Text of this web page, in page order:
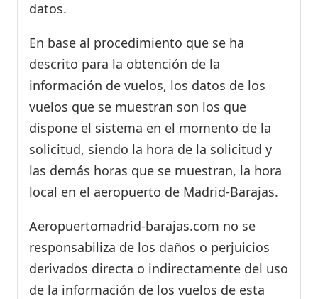
datos.
En base al procedimiento que se ha
descrito para la obtención de la
información de vuelos, los datos de los
vuelos que se muestran son los que
dispone el sistema en el momento de la
solicitud, siendo la hora de la solicitud y
las demás horas que se muestran, la hora
local en el aeropuerto de Madrid-Barajas.
Aeropuertomadrid-barajas.com no se
responsabiliza de los daños o perjuicios
derivados directa o indirectamente del uso
de la información de los vuelos de esta